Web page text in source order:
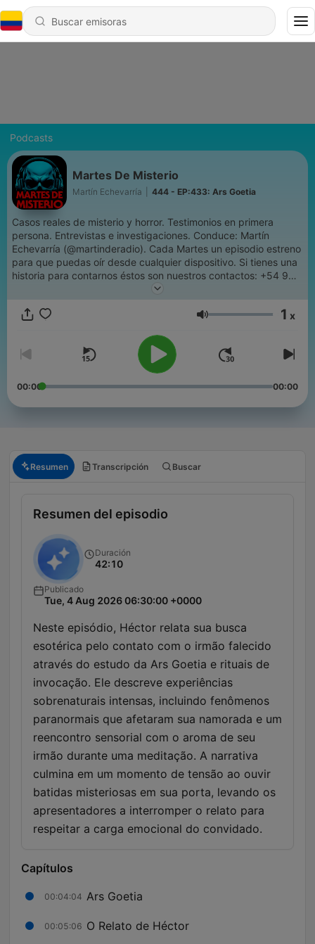
Podcasts
Martes De Misterio
Martín Echevarría 444 - EP:433: Ars Goetia
Casos reales de misterio y horror. Testimonios en primera
persona. Entrevistas e investigaciones. Conduce: Martín
Echevarría (@martinderadio). Cada Martes un episodio estreno
para que puedas oír desde cualquier dispositivo. Si tienes una
historia para contarnos éstos son nuestros contactos: +54 9
223 6155802 (Whatsapp Producción) // @martesdemisterio
Volumen 1 x
00:00 00:00
Resumen Transcripción Buscar
Resumen del episodio
Duración
42:10
Publicado
Tue, 4 Aug 2026 06:30:00 +0000
Neste episódio, Héctor relata sua busca
esotérica pelo contato com o irmão falecido
através do estudo da Ars Goetia e rituais de
invocação. Ele descreve experiências
sobrenaturais intensas, incluindo fenômenos
paranormais que afetaram sua namorada e um
reencontro sensorial com o aroma de seu
irmão durante uma meditação. A narrativa
culmina em um momento de tensão ao ouvir
batidas misteriosas em sua porta, levando os
apresentadores a interromper o relato para
respeitar a carga emocional do convidado.
Capítulos
00:04:04 Ars Goetia
00:05:06 O Relato de Héctor